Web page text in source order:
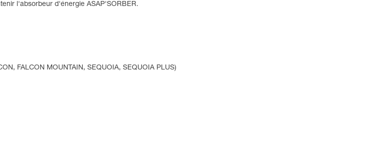
l'absorbeur d'énergie ASAP'SORBER.
FALCON MOUNTAIN, SEQUOIA, SEQUOIA PLUS)